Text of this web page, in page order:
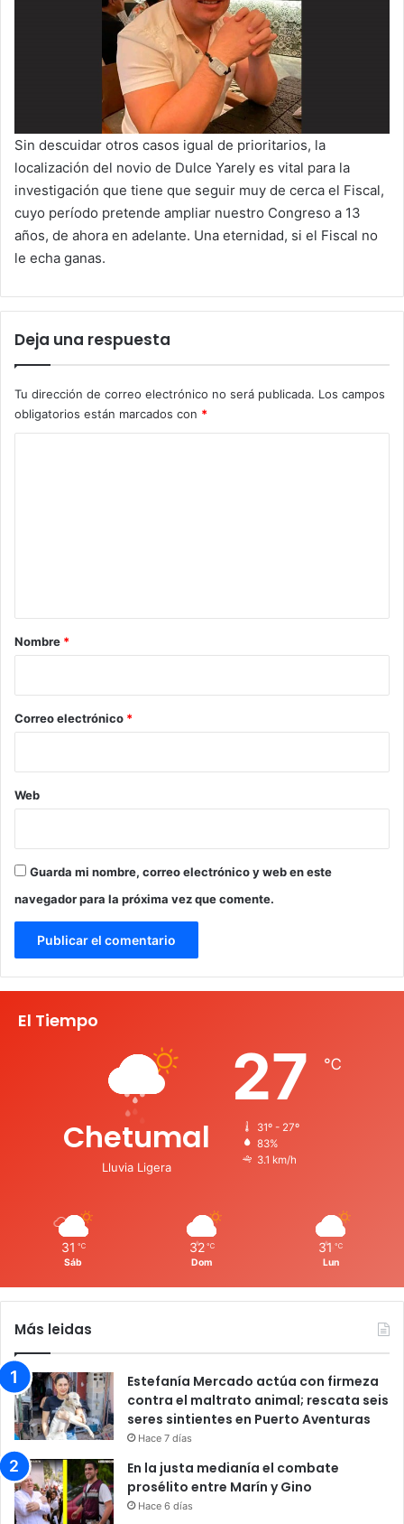
Sin descuidar otros casos igual de prioritarios, la
localización del novio de Dulce Yarely es vital para la
investigación que tiene que seguir muy de cerca el Fiscal,
cuyo período pretende ampliar nuestro Congreso a 13
años, de ahora en adelante. Una eternidad, si el Fiscal no
le echa ganas.
Deja una respuesta
Tu dirección de correo electrónico no será publicada. Los campos
obligatorios están marcados con *
r
*
Nombre *
Correo electrónico *
Web
Guarda mi nombre, correo electrónico y web en este
navegador para la próxima vez que comente.
El Tiempo
Chetumal
Lluvia Ligera
27 ℃
31º - 27º
83%
3.1 km/h
31 ℃
Sáb
32 ℃
Dom
31 ℃
Lun
Más leidas
Estefanía Mercado actúa con firmeza
contra el maltrato animal; rescata seis
seres sintientes en Puerto Aventuras
Hace 7 días
En la justa medianía el combate
prosélito entre Marín y Gino
Hace 6 días